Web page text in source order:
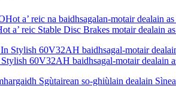
a’ reic Stable Disc Brakes motair dealain
60V32AH baidhsagal-motair dealain